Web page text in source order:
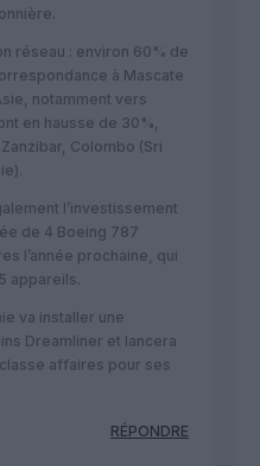
réseau : environ 60% de
à Mascate
notamment vers
en hausse de 30%,
Colombo (Sri
l’investissement
de 4 Boeing 787
l’année prochaine, qui
appareils.
va installer une
Dreamliner et lancera
affaires pour ses
RÉPONDRE